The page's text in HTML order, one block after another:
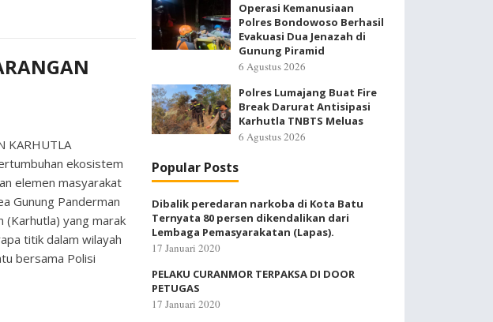
KARHUTLA
ekosistem
elemen masyarakat
Gunung Panderman
(Karhutla) yang marak
titik dalam wilayah
bersama Polisi
Operasi Kemanusiaan
Polres Bondowoso Berhasil
Evakuasi Dua Jenazah di
Gunung Piramid
6 Agustus 2026
Polres Lumajang Buat Fire
Break Darurat Antisipasi
Karhutla TNBTS Meluas
6 Agustus 2026
Popular Posts
Dibalik peredaran narkoba di Kota Batu
Ternyata 80 persen dikendalikan dari
Lembaga Pemasyarakatan (Lapas).
17 Januari 2020
PELAKU CURANMOR TERPAKSA DI DOOR
PETUGAS
17 Januari 2020